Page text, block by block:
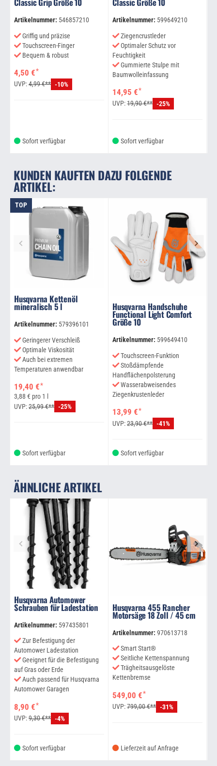
Artikelnummer: 546857210
Griffig und präzise
Touchscreen-Finger
Bequem & robust
4,50 €*
UVP:4,99 €** -10%
Sofort verfügbar
Artikelnummer: 599649210
Ziegencrustleder
Optimaler Schutz vor
Feuchtigkeit
Gummierte Stulpe mit
Baumwolleinfassung
14,95 €*
UVP:19,90 €** -25%
Sofort verfügbar
KUNDEN KAUFTEN DAZU FOLGENDE
ARTIKEL:
TOP
Husqvarna Kettenöl
mineralisch 5 l
Artikelnummer: 579396101
Geringerer Verschleiß
Optimale Viskosität
Auch bei extremen
Temperaturen anwendbar
19,40 €*
3,88 € pro 1 l
UVP:25,99 €** -25%
Sofort verfügbar
Husqvarna Handschuhe
Functional Light Comfort
Größe 10
Artikelnummer: 599649410
Touchscreen-Funktion
Stoßdämpfende
Handflächenpolsterung
Wasserabweisendes
Ziegenkrustenleder
13,99 €*
UVP:23,90 €** -41%
Sofort verfügbar
ÄHNLICHE ARTIKEL
Husqvarna Automower
Schrauben für Ladestation
Artikelnummer: 597435801
Zur Befestigung der
Automower Ladestation
Geeignet für die Befestigung
auf Gras oder Erde
Auch passend für Husqvarna
Automower Garagen
8,90 €*
UVP:9,30 €** -4%
Sofort verfügbar
Husqvarna 455 Rancher
Motorsäge 18 Zoll / 45 cm
Artikelnummer: 970613718
Smart Start®
Seitliche Kettenspannung
Trägheitsausgelöste
Kettenbremse
549,00 €*
UVP:799,00 €** -31%
Lieferzeit auf Anfrage